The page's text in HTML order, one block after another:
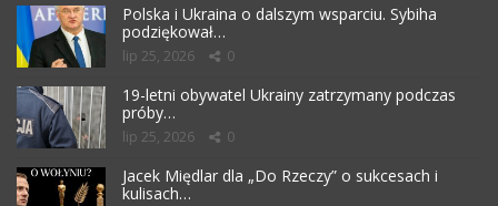
Polska i Ukraina o dalszym wsparciu. Sybiha
podziękował…
lip 25, 2026 0
19-letni obywatel Ukrainy zatrzymany podczas
próby…
lip 25, 2026 0
Jacek Międlar dla „Do Rzeczy” o sukcesach i
kulisach…